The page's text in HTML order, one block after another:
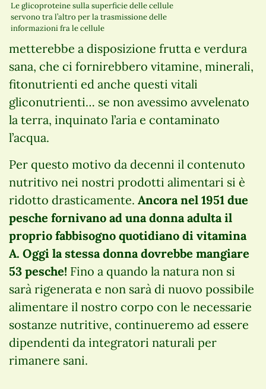
Le glicoproteine sulla superficie delle cellule
servono tra l’altro per la trasmissione delle
informazioni fra le cellule
metterebbe a disposizione frutta e verdura
sana, che ci fornirebbero vitamine, minerali,
fitonutrienti ed anche questi vitali
gliconutrienti… se non avessimo avvelenato
la terra, inquinato l’aria e contaminato
l’acqua.
Per questo motivo da decenni il contenuto
nutritivo nei nostri prodotti alimentari si è
ridotto drasticamente. Ancora nel 1951 due
pesche fornivano ad una donna adulta il
proprio fabbisogno quotidiano di vitamina
A. Oggi la stessa donna dovrebbe mangiare
53 pesche! Fino a quando la natura non si
sarà rigenerata e non sarà di nuovo possibile
alimentare il nostro corpo con le necessarie
sostanze nutritive, continueremo ad essere
dipendenti da integratori naturali per
rimanere sani.